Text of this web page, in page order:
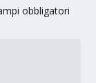
obbligatori